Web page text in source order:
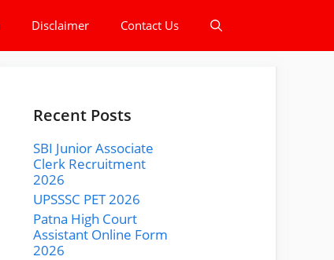
Disclaimer Contact Us
Recent Posts
SBI Junior Associate
Clerk Recruitment
2026
UPSSSC PET 2026
Patna High Court
Assistant Online Form
2026